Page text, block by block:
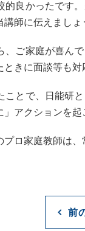
的良かったです
師に伝えましょ
、ご家庭が喜ん
きに面談等も
ことで、日能研
アクションを
プロ家庭教師は
前